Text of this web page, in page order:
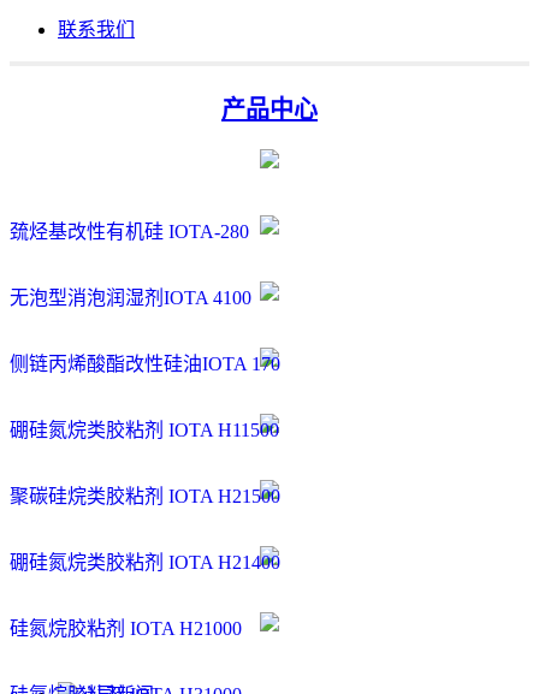
联系我们
产品中心
巯烃基改性有机硅 IOTA-280
无泡型消泡润湿剂IOTA 4100
侧链丙烯酸酯改性硅油IOTA 170
硼硅氮烷类胶粘剂 IOTA H11500
聚碳硅烷类胶粘剂 IOTA H21500
硼硅氮烷类胶粘剂 IOTA H21400
硅氮烷胶粘剂 IOTA H21000